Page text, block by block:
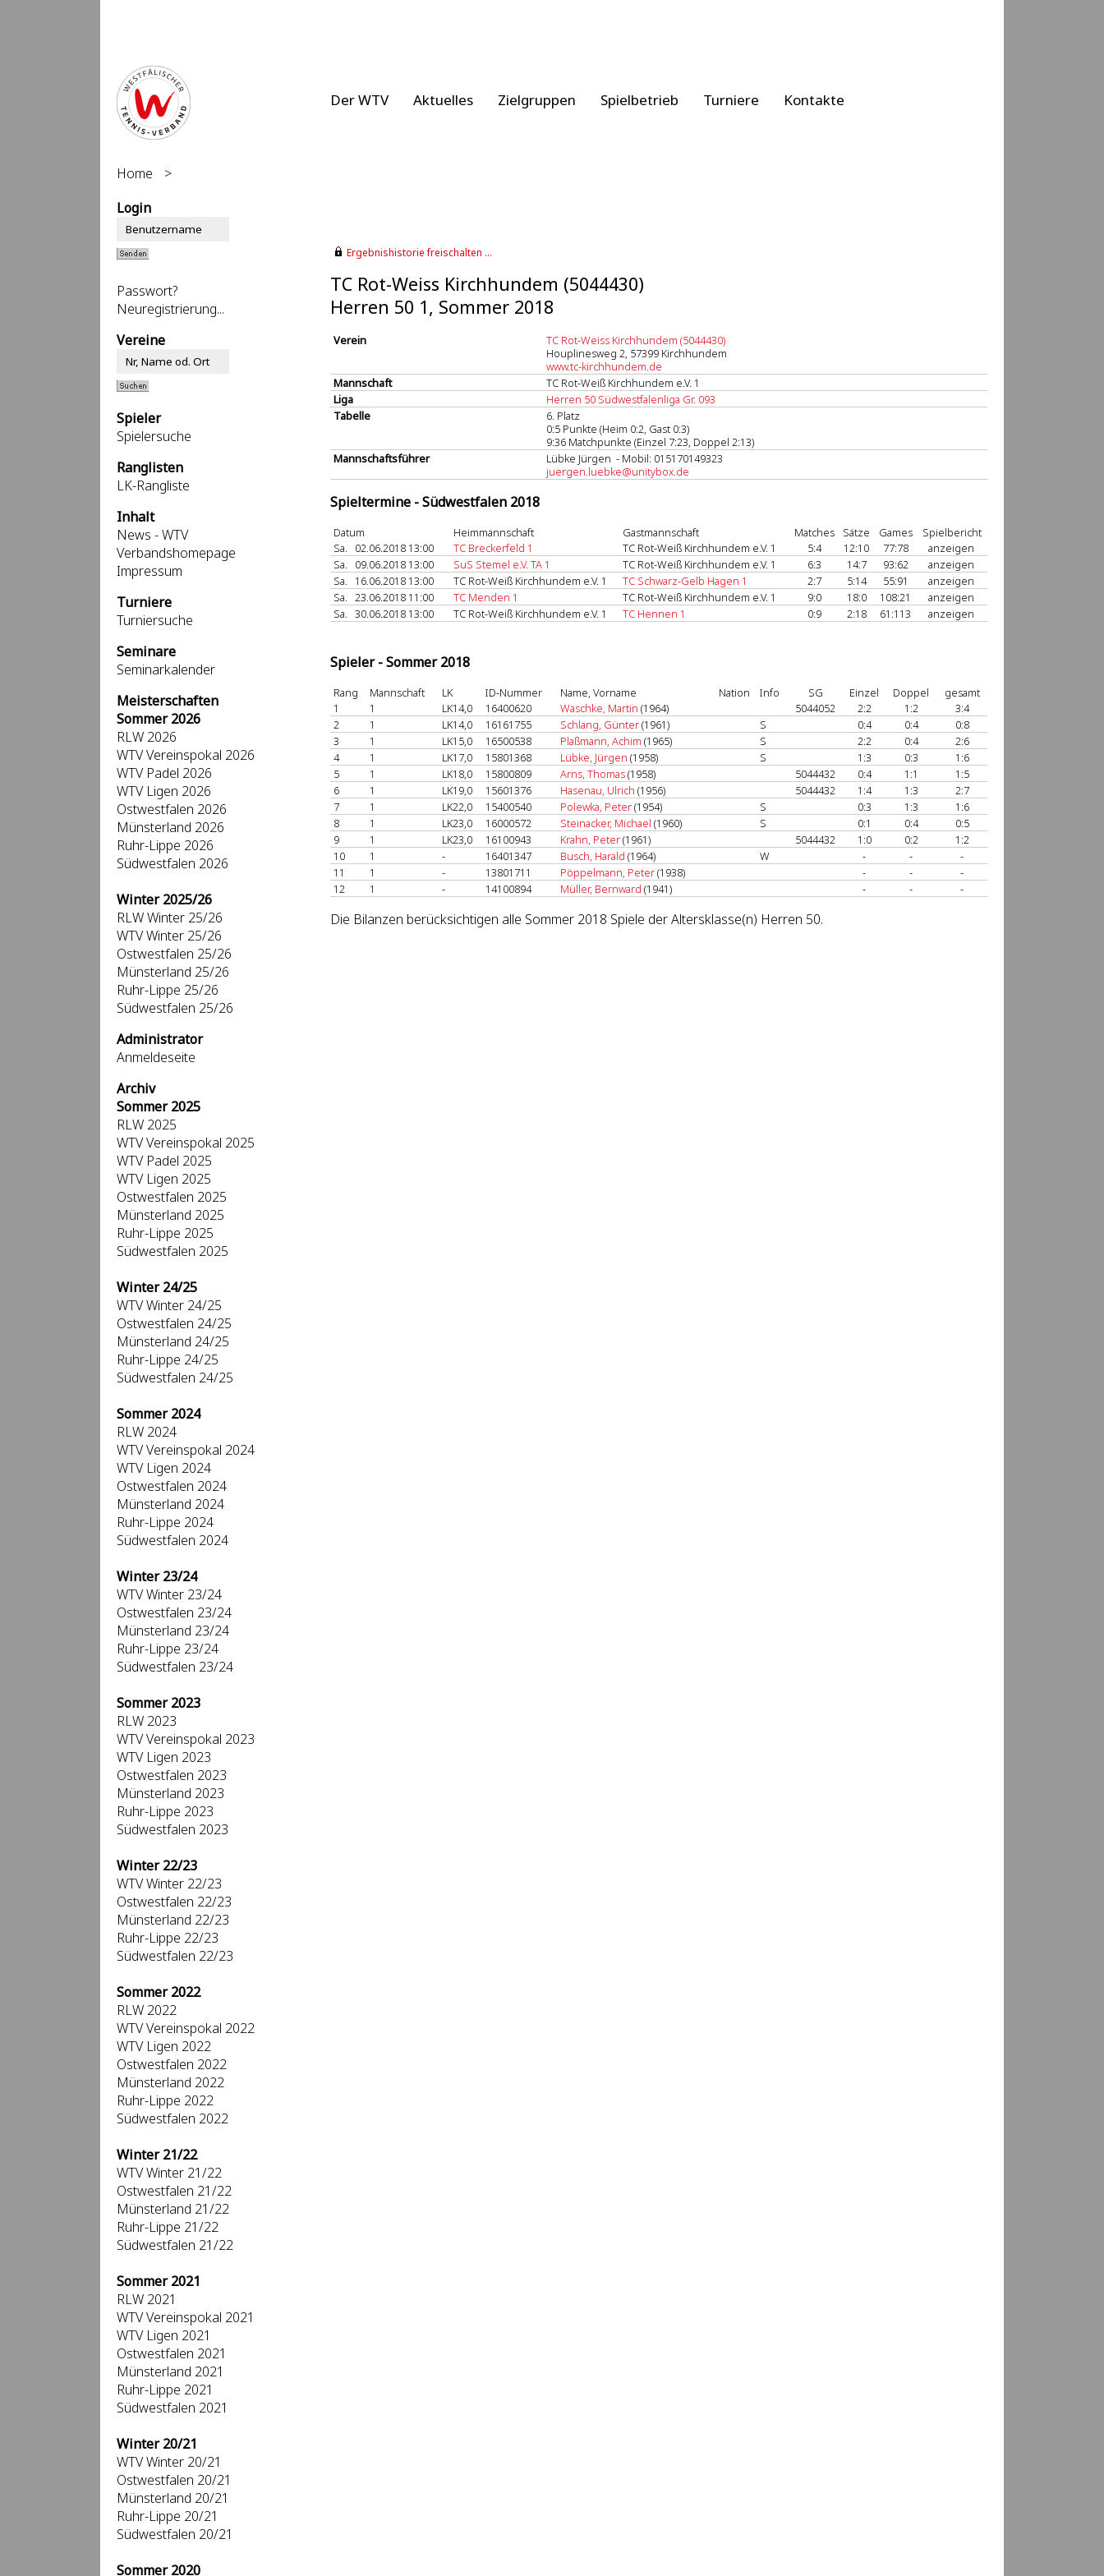
Der WTV Aktuelles Zielgruppen Spielbetrieb Turniere Kontakte
Home
>
Login
Passwort?
Neuregistrierung...
Vereine
Spieler
Spielersuche
Ranglisten
LK-Rangliste
Inhalt
News - WTV
Verbandshomepage
Impressum
Turniere
Turniersuche
Seminare
Seminarkalender
Meisterschaften
Sommer 2026
RLW 2026
WTV Vereinspokal 2026
WTV Padel 2026
WTV Ligen 2026
Ostwestfalen 2026
Münsterland 2026
Ruhr-Lippe 2026
Südwestfalen 2026
Winter 2025/26
RLW Winter 25/26
WTV Winter 25/26
Ostwestfalen 25/26
Münsterland 25/26
Ruhr-Lippe 25/26
Südwestfalen 25/26
Administrator
Anmeldeseite
Archiv
Sommer 2025
RLW 2025
WTV Vereinspokal 2025
WTV Padel 2025
WTV Ligen 2025
Ostwestfalen 2025
Münsterland 2025
Ruhr-Lippe 2025
Südwestfalen 2025
Winter 24/25
WTV Winter 24/25
Ostwestfalen 24/25
Münsterland 24/25
Ruhr-Lippe 24/25
Südwestfalen 24/25
Sommer 2024
RLW 2024
WTV Vereinspokal 2024
WTV Ligen 2024
Ostwestfalen 2024
Münsterland 2024
Ruhr-Lippe 2024
Südwestfalen 2024
Winter 23/24
WTV Winter 23/24
Ostwestfalen 23/24
Münsterland 23/24
Ruhr-Lippe 23/24
Südwestfalen 23/24
Sommer 2023
RLW 2023
WTV Vereinspokal 2023
WTV Ligen 2023
Ostwestfalen 2023
Münsterland 2023
Ruhr-Lippe 2023
Südwestfalen 2023
Winter 22/23
WTV Winter 22/23
Ostwestfalen 22/23
Münsterland 22/23
Ruhr-Lippe 22/23
Südwestfalen 22/23
Sommer 2022
RLW 2022
WTV Vereinspokal 2022
WTV Ligen 2022
Ostwestfalen 2022
Münsterland 2022
Ruhr-Lippe 2022
Südwestfalen 2022
Winter 21/22
WTV Winter 21/22
Ostwestfalen 21/22
Münsterland 21/22
Ruhr-Lippe 21/22
Südwestfalen 21/22
Sommer 2021
RLW 2021
WTV Vereinspokal 2021
WTV Ligen 2021
Ostwestfalen 2021
Münsterland 2021
Ruhr-Lippe 2021
Südwestfalen 2021
Winter 20/21
WTV Winter 20/21
Ostwestfalen 20/21
Münsterland 20/21
Ruhr-Lippe 20/21
Südwestfalen 20/21
Sommer 2020
Ergebnishistorie freischalten ...
TC Rot-Weiss Kirchhundem (5044430)
Herren 50 1, Sommer 2018
Verein
TC Rot-Weiss Kirchhundem (5044430)
Houplinesweg 2, 57399 Kirchhundem
www.tc-kirchhundem.de
Mannschaft
TC Rot-Weiß Kirchhundem e.V. 1
Liga
Herren 50 Südwestfalenliga Gr. 093
Tabelle
6. Platz
0:5 Punkte (Heim 0:2, Gast 0:3)
9:36 Matchpunkte (Einzel 7:23, Doppel 2:13)
Mannschaftsführer
Lübke Jürgen - Mobil: 015170149323
juergen.luebke@unitybox.de
Spieltermine - Südwestfalen 2018
Datum Heimmannschaft Gastmannschaft Matches Sätze Games
Spielbericht
Sa.
02.06.2018 13:00 TC Breckerfeld 1 TC Rot-Weiß Kirchhundem e.V. 1 5:4 12:10 77:78
anzeigen
Sa.
09.06.2018 13:00 SuS Stemel e.V. TA 1 TC Rot-Weiß Kirchhundem e.V. 1 6:3 14:7 93:62
anzeigen
Sa.
16.06.2018 13:00 TC Rot-Weiß Kirchhundem e.V. 1 TC Schwarz-Gelb Hagen 1 2:7 5:14 55:91
anzeigen
Sa. 23.06.2018 11:00 TC Menden 1 TC Rot-Weiß Kirchhundem e.V. 1 9:0 18:0 108:21
anzeigen
Sa. 30.06.2018 13:00 TC Rot-Weiß Kirchhundem e.V. 1 TC Hennen 1 0:9 2:18 61:113 anzeigen
Spieler - Sommer 2018
Rang Mannschaft LK ID-Nummer Name, Vorname Nation Info SG Einzel Doppel
gesamt
1
1 LK14,0 16400620 Waschke, Martin (1964) 5044052 2:2 1:2
3:4
2
1 LK14,0 16161755 Schlang, Günter(1961) S 0:4 0:4
0:8
3
1 LK15,0 16500538 Plaßmann, Achim (1965) S 2:2 0:4
2:6
4
1 LK17,0 15801368 Lübke, Jürgen (1958) S 1:3 0:3
1:6
5
1 LK18,0 15800809 Arns, Thomas(1958) 5044432 0:4 1:1
1:5
6
1 LK19,0 15601376 Hasenau, Ulrich (1956) 5044432 1:4 1:3
2:7
7
1 LK22,0 15400540 Polewka, Peter(1954) S 0:3 1:3
1:6
8
1 LK23,0 16000572 Steinacker, Michael (1960) S 0:1 0:4
0:5
9
1 LK23,0 16100943 Krahn, Peter(1961) 5044432 1:0 0:2
1:2
10
1 - 16401347 Busch, Harald (1964) W - -
-
11
1 - 13801711 Pöppelmann, Peter(1938) - -
-
12
1 - 14100894 Müller, Bernward (1941) - - -
Die Bilanzen berücksichtigen alle Sommer 2018 Spiele der Altersklasse(n) Herren 50.